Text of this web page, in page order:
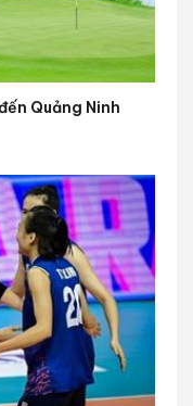
Quảng Ninh